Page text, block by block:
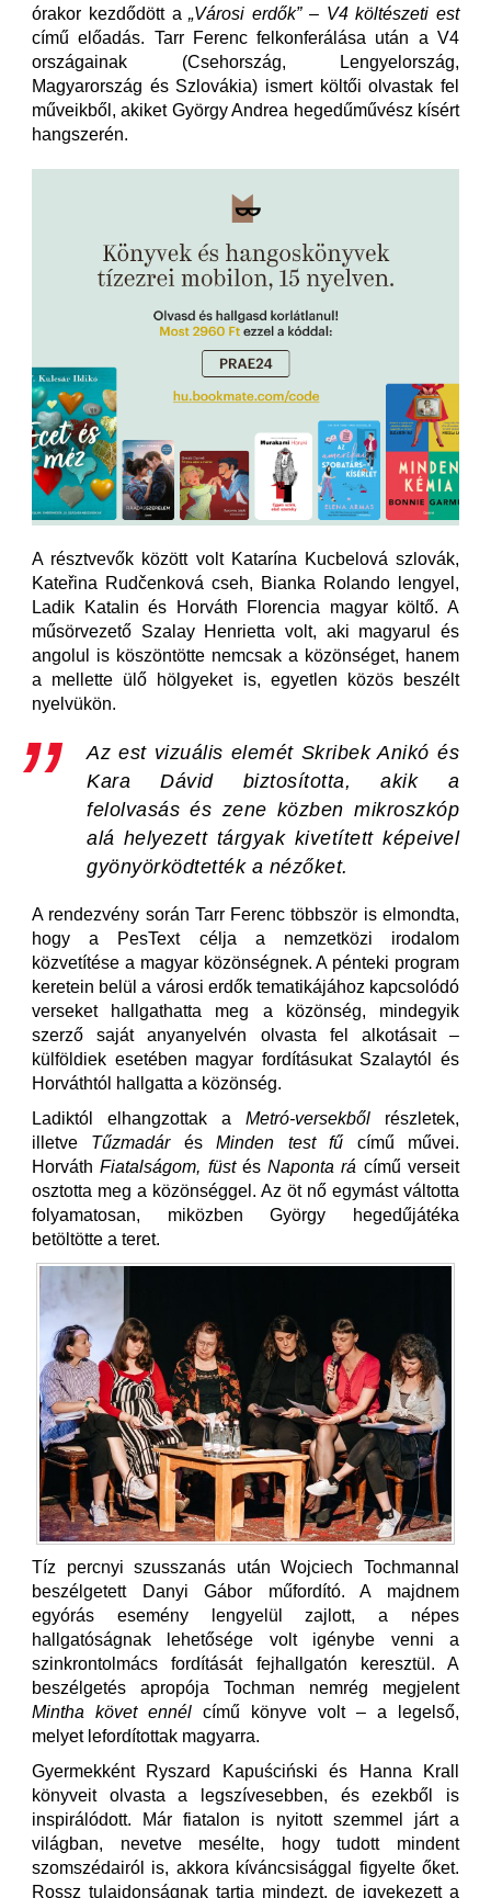
órakor kezdődött a„Városi erdők” – V4 költészeti est
című előadás. Tarr Ferenc felkonferálása után a V4
országainak (Csehország, Lengyelország,
Magyarország és Szlovákia) ismert költői olvastak fel
műveikből, akiket György Andrea hegedűművész kísért
hangszerén.
A résztvevők között volt Katarína Kucbelová szlovák,
Kateřina Rudčenková cseh, Bianka Rolando lengyel,
Ladik Katalin és Horváth Florencia magyar költő. A
műsörvezető Szalay Henrietta volt, aki magyarul és
angolul is köszöntötte nemcsak a közönséget, hanem
a mellette ülő hölgyeket is, egyetlen közös beszélt
nyelvükön.
Az est vizuális elemét Skribek Anikó és
Kara Dávid biztosította, akik a
felolvasás és zene közben mikroszkóp
alá helyezett tárgyak kivetített képeivel
gyönyörködtették a nézőket.
A rendezvény során Tarr Ferenc többször is elmondta,
hogy a PesText célja a nemzetközi irodalom
közvetítése a magyar közönségnek. A pénteki program
keretein belül a városi erdők tematikájához kapcsolódó
verseket hallgathatta meg a közönség, mindegyik
szerző saját anyanyelvén olvasta fel alkotásait –
külföldiek esetében magyar fordításukat Szalaytól és
Horváthtól hallgatta a közönség.
Ladiktól elhangzottak a Metró-versekből részletek,
illetve Tűzmadár ésMinden test fű című művei.
HorváthFiatalságom, füstésNaponta rá című verseit
osztotta meg a közönséggel. Az öt nő egymást váltotta
folyamatosan, miközben György hegedűjátéka
betöltötte a teret.
Tíz percnyi szusszanás után Wojciech Tochmannal
beszélgetett Danyi Gábor műfordító. A majdnem
egyórás esemény lengyelül zajlott, a népes
hallgatóságnak lehetősége volt igénybe venni a
szinkrontolmács fordítását fejhallgatón keresztül. A
beszélgetés apropója Tochman nemrég megjelent
Mintha követ ennél című könyve volt – a legelső,
melyet lefordítottak magyarra.
Gyermekként Ryszard Kapuściński és Hanna Krall
könyveit olvasta a legszívesebben, és ezekből is
inspirálódott. Már fiatalon is nyitott szemmel járt a
világban, nevetve mesélte, hogy tudott mindent
szomszédairól is, akkora kíváncsisággal figyelte őket.
Rossz tulajdonságnak tartja mindezt, de igyekezett a